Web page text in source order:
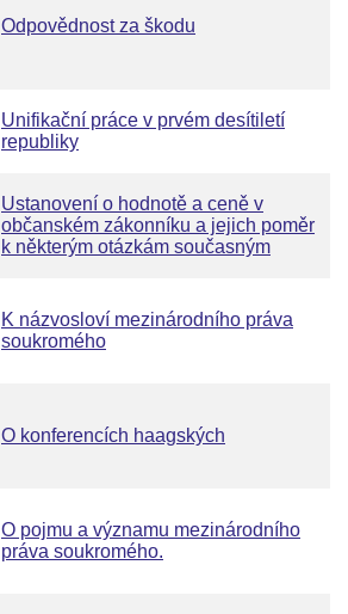
Odpovědnost za škodu
Unifikační práce v prvém desítiletí
republiky
Ustanovení o hodnotě a ceně v
občanském zákonníku a jejich poměr
k některým otázkám současným
K názvosloví mezinárodního práva
soukromého
O konferencích haagských
O pojmu a významu mezinárodního
práva soukromého.